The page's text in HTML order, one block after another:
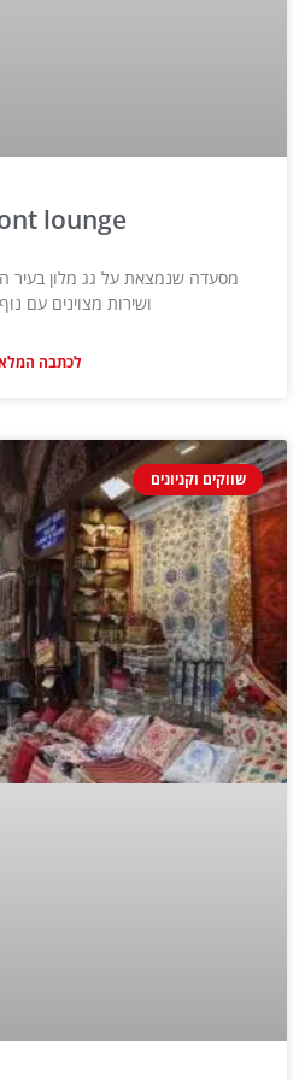
lounge
מסעדה שנמצאת על גג מלון בעיר
ושירות מצוינים עם
לכתבה
שווקים וקניונים